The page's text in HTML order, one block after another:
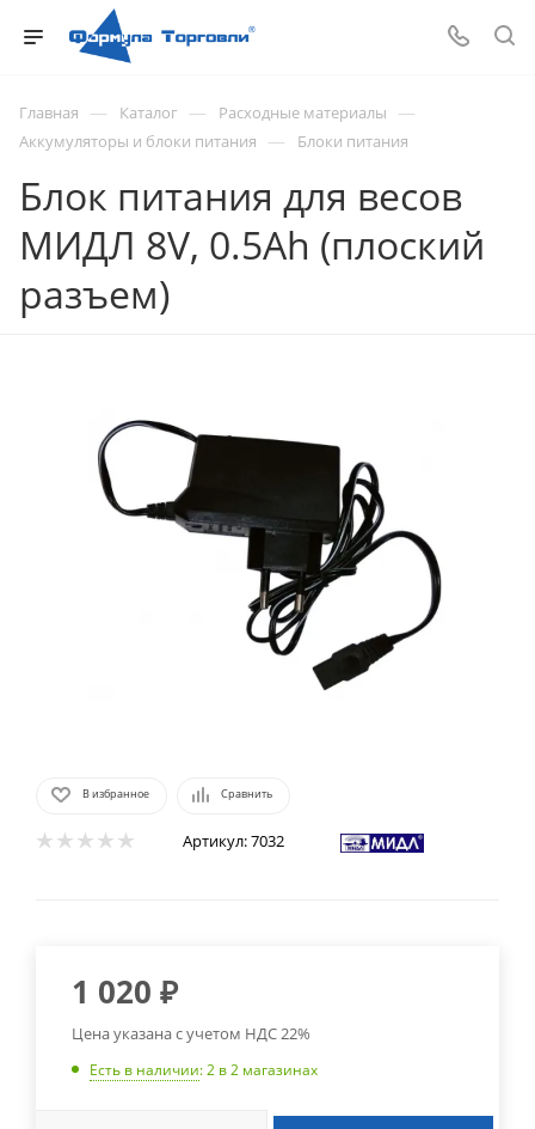
Главная — Каталог — Расходные материалы —
Аккумуляторы и блоки питания — Блоки питания
Блок питания для весов
МИДЛ 8V, 0.5Аh (плоский
разъем)
В избранное Сравнить
Артикул:7032
1 020 ₽
Цена указана с учетом НДС 22%
Есть в наличии: 2 в 2 магазинах